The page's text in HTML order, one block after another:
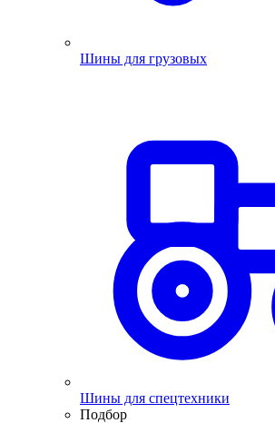
Шины для грузовых
Шины для спецтехники
Подбор